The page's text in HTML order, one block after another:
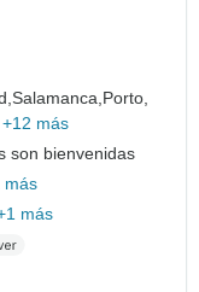
Salamanca,Porto,
+12 más
son bienvenidas
más
más